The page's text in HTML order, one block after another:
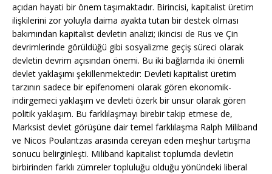
açıdan hayati bir önem taşımaktadır. Birincisi, kapitalist üretim
ilişkilerini zor yoluyla daima ayakta tutan bir destek olması
bakımından kapitalist devletin analizi; ikincisi de Rus ve Çin
devrimlerinde görüldüğü gibi sosyalizme geçiş süreci olarak
devletin devrim açısından önemi. Bu iki bağlamda iki önemli
devlet yaklaşımı şekillenmektedir: Devleti kapitalist üretim
tarzının sadece bir epifenomeni olarak gören ekonomik-
indirgemeci yaklaşım ve devleti özerk bir unsur olarak gören
politik yaklaşım. Bu farklılaşmayı birebir takip etmese de,
Marksist devlet görüşüne dair temel farklılaşma Ralph Miliband
ve Nicos Poulantzas arasında cereyan eden meşhur tartışma
sonucu belirginleşti. Miliband kapitalist toplumda devletin
birbirinden farklı zümreler topluluğu olduğu yönündeki liberal